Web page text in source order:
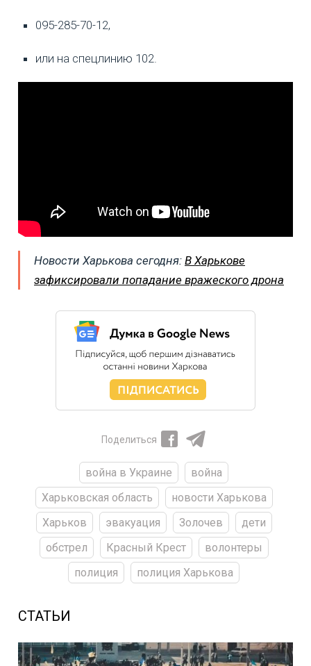
095-285-70-12,
или на спецлинию 102.
Новости Харькова сегодня: В Харькове
зафиксировали попадание вражеского дрона
Поделиться
война в Украине
война
Харьковская область
новости Харькова
Харьков
эвакуация Золочев
дети
обстрел
Красный Крест
волонтеры
полиция
полиция Харькова
СТАТЬИ